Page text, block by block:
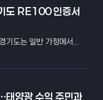
도 RE100 인증서
기도는 일반 가정에서
재생에너지 100%
·거래 시범사업 협력을
나태양광 수익 주민과